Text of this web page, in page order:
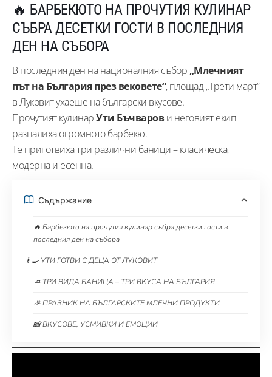
🔥 БАРБЕКЮТО НА ПРОЧУТИЯ КУЛИНАР
СЪБРА ДЕСЕТКИ ГОСТИ В ПОСЛЕДНИЯ
ДЕН НА СЪБОРА
В последния ден на националния събор „Млечният
път на България през вековете“, площад „Трети март“
в Луковит ухаеше на български вкусове.
Прочутият кулинарУти Бъчварови неговият екип
разпалиха огромното барбекю.
Те приготвиха три различни баници – класическа,
модерна и есенна.
Съдържание
🔥 Барбекюто на прочутия кулинар събра десетки гости в
последния ден на събора
👨‍🍳 УТИ ГОТВИ С ДЕЦА ОТ ЛУКОВИТ
🧈 ТРИ ВИДА БАНИЦА – ТРИ ВКУСА НА БЪЛГАРИЯ
🎉 ПРАЗНИК НА БЪЛГАРСКИТЕ МЛЕЧНИ ПРОДУКТИ
📸 ВКУСОВЕ, УСМИВКИ И ЕМОЦИИ